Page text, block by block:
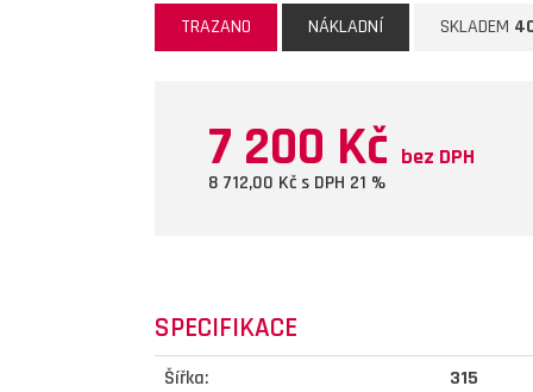
TRAZANO NÁKLADNÍ SKLADEM
7 200 Kč bez DPH
8 712,00 Kč s DPH 21 %
SPECIFIKACE
Šířka:
315